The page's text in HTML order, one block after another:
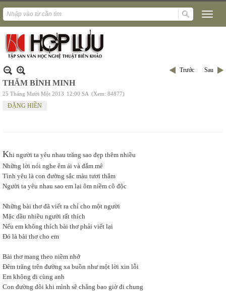
Trước Sau
THĂM BÌNH MINH
25 Tháng Mười Một 2013 12:00 SA (Xem: 84877)
ĐẶNG HIỀN
Khi người ta yêu nhau trăng sao đẹp thêm nhiều
Những lời nói nghe êm ái và đắm mê
Tình yêu là con đường sắc màu tươi thắm
Người ta yêu nhau sao em lại ôm niềm cô độc
Những bài thơ đã viết ra chỉ cho một người
Mặc dầu nhiều người rất thích
Nếu em không thích bài thơ phải viết lại
Đó là bài thơ cho em
Bài thơ mang theo niềm nhớ
Đêm trăng trên đường xa buồn như một lời xin lỗi
Em không đi cùng anh
Con đường đôi khi mình sẽ chẳng bao giờ đi chung